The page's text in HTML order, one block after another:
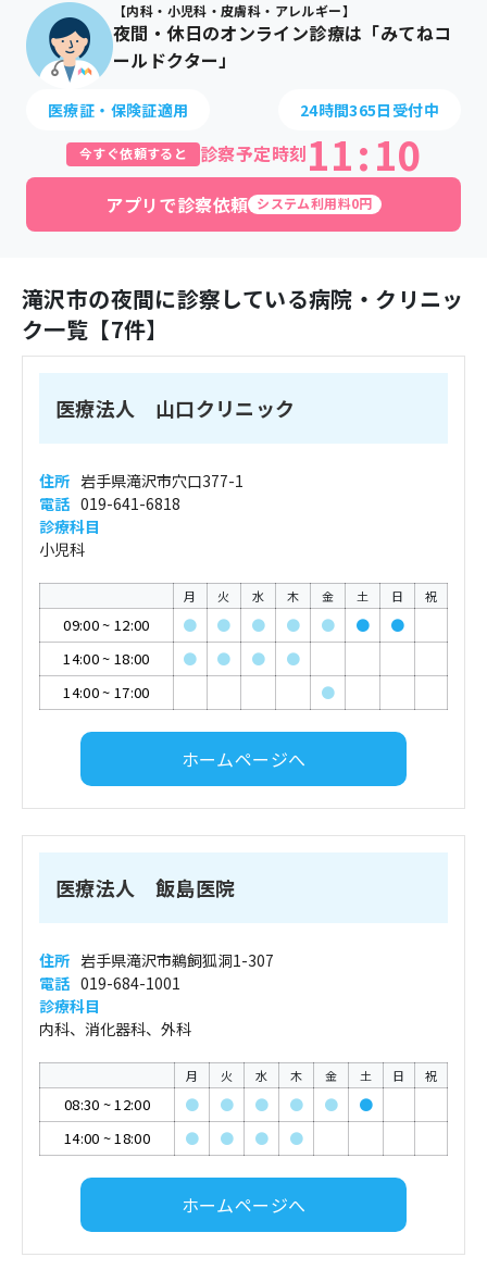
【内科・小児科・皮膚科・アレルギー】
夜間・休日のオンライン診療は「みてねコ
ールドクター」
医療証・保険証適用 24時間365日受付中
今すぐ依頼すると 診察予定時刻11:10
アプリで診察依頼 システム利用料0円
滝沢市の夜間に診察している病院・クリニッ
ク一覧【7件】
医療法人 山口クリニック
住所 岩手県滝沢市穴口377-1
電話 019-641-6818
診療科目
小児科
月 火 水 木 金 土 日 祝
09:00~ 12:00 ● ● ● ● ● ●
●
14:00~ 18:00 ● ● ●
●
14:00~ 17:00 ●
ホームページへ
医療法人 飯島医院
住所 岩手県滝沢市鵜飼狐洞1-307
電話 019-684-1001
診療科目
内科、消化器科、外科
月 火 水 木 金 土 日 祝
08:30 ~12:00 ● ● ● ● ●
●
14:00 ~18:00 ● ● ● ●
ホームページへ